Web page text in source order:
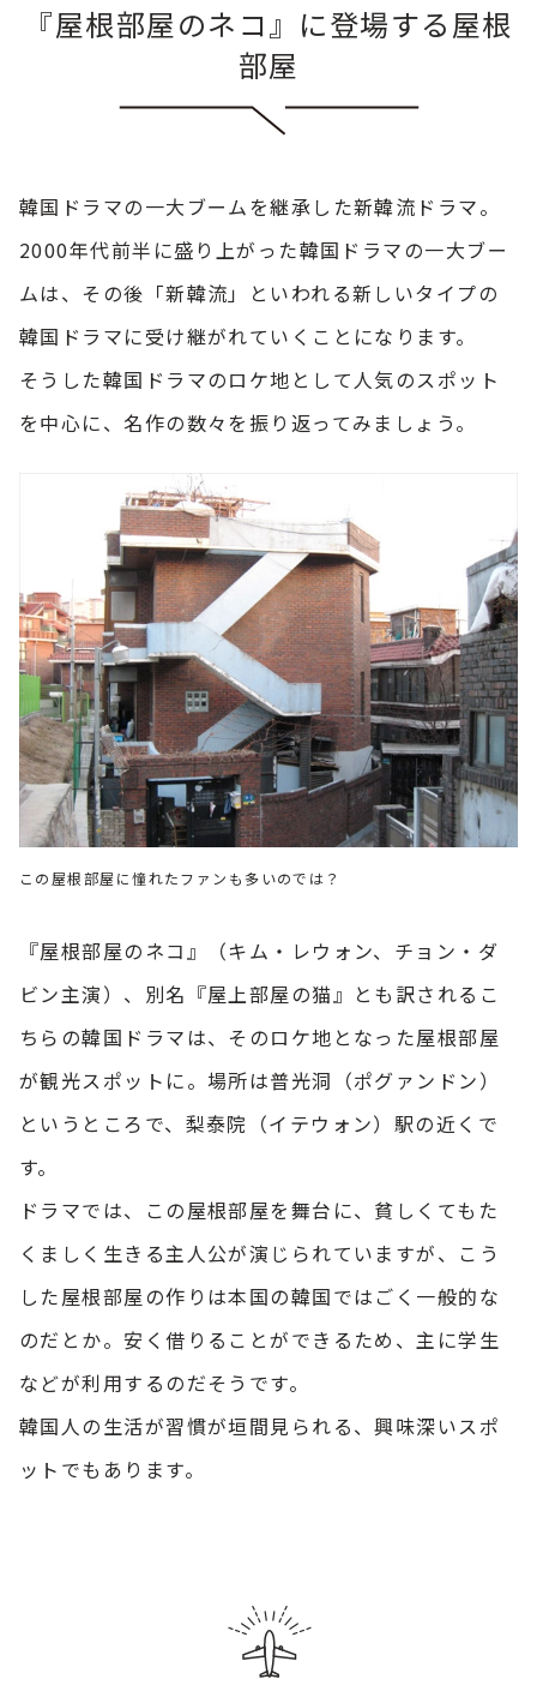
『屋根部屋のネコ』に登場する屋根
部屋
韓国ドラマの一大ブームを継承した新韓流ドラマ。
2000年代前半に盛り上がった韓国ドラマの一大ブー
ムは、その後「新韓流」といわれる新しいタイプの
韓国ドラマに受け継がれていくことになります。
そうした韓国ドラマのロケ地として人気のスポット
を中心に、名作の数々を振り返ってみましょう。
この屋根部屋に憧れたファンも多いのでは？
『屋根部屋のネコ』（キム・レウォン、チョン・ダ
ビン主演）、別名『屋上部屋の猫』とも訳されるこ
ちらの韓国ドラマは、そのロケ地となった屋根部屋
が観光スポットに。場所は普光洞（ポグァンドン）
というところで、梨泰院（イテウォン）駅の近くで
す。
ドラマでは、この屋根部屋を舞台に、貧しくてもた
くましく生きる主人公が演じられていますが、こう
した屋根部屋の作りは本国の韓国ではごく一般的な
のだとか。安く借りることができるため、主に学生
などが利用するのだそうです。
韓国人の生活が習慣が垣間見られる、興味深いスポ
ットでもあります。